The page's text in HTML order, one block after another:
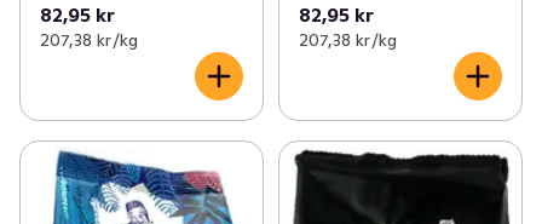
82,95 kr
207,38 kr /kg
82,95 kr
207,38 kr /kg